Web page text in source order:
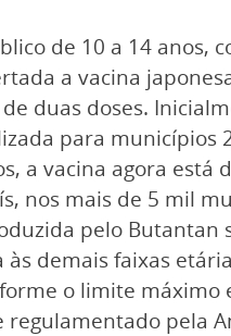
de 10 a 14 anos,
a vacina
duas doses.
para municípios
a vacina agora está
nos mais de 5 mil
pelo Butantan
às demais faixas
o limite máximo
regulamentado pela